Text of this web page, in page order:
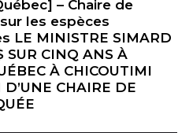
– Chaire de
les espèces
LE MINISTRE SIMARD
SUR CINQ ANS À
À CHICOUTIMI
CHAIRE DE